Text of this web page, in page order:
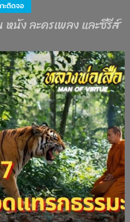
าะติดจอ
หนัง ละครเพลง และซีรีส์